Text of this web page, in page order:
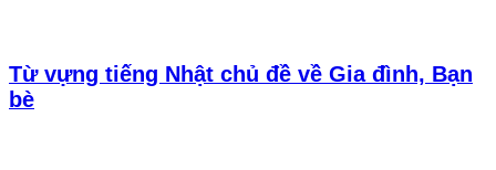
Từ vựng tiếng Nhật chủ đề về Gia đình, Bạn
bè